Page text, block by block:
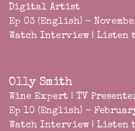
Digital Artist
Ep 03 (English) -
Watch Interview | Listen
Olly Smith
Wine Expert | TV
Ep 10 (English) -
Watch Interview | Listen